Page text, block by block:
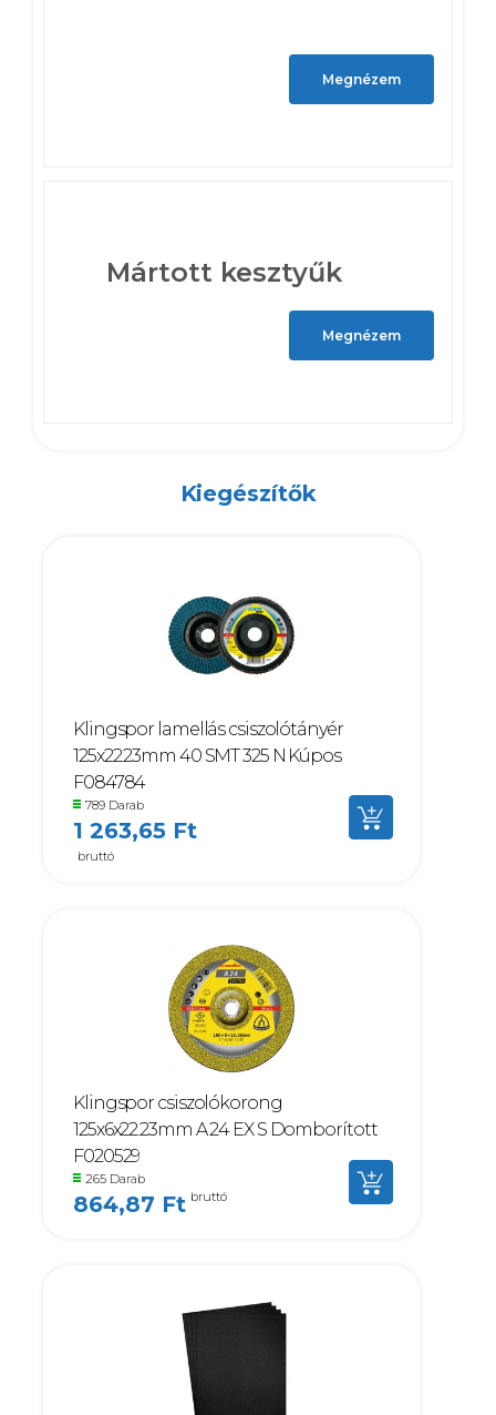
Megnézem
Mártott kesztyűk
Megnézem
Kiegészítők
Klingspor lamellás csiszolótányér
125x22.23mm 40 SMT 325 N Kúpos
F084784
789 Darab
1 263,65 Ft
bruttó
Klingspor csiszolókorong
125x6x22.23mm A 24 EX S Domborított
F020529
265 Darab
864,87 Ft bruttó